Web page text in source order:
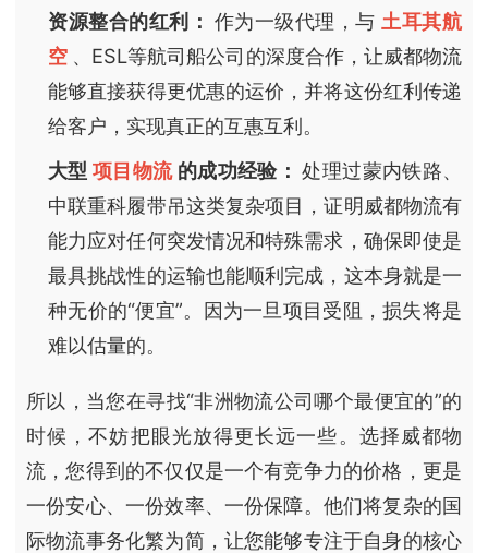
资源整合的红利： 作为一级代理，与 土耳其航
空 、ESL等航司船公司的深度合作，让威都物流
能够直接获得更优惠的运价，并将这份红利传递
给客户，实现真正的互惠互利。
大型项目物流 的成功经验：处理过蒙内铁路、
中联重科履带吊这类复杂项目，证明威都物流有
能力应对任何突发情况和特殊需求，确保即使是
最具挑战性的运输也能顺利完成，这本身就是一
种无价的“便宜”。因为一旦项目受阻，损失将是
难以估量的。
所以，当您在寻找“非洲物流公司哪个最便宜的”的
时候，不妨把眼光放得更长远一些。选择威都物
流，您得到的不仅仅是一个有竞争力的价格，更是
一份安心、一份效率、一份保障。他们将复杂的国
际物流事务化繁为简，让您能够专注于自身的核心